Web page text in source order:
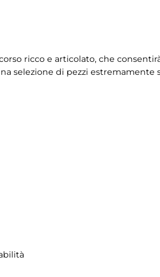
ricco e articolato, che
selezione di pezzi estremamente